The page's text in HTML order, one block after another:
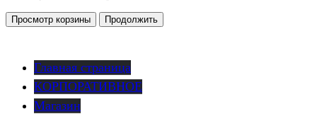
Просмотр корзины Продолжить
Главная страница
КОРПОРАТИВНОЕ
Магазин